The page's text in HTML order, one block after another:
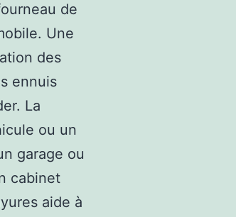
de
Une
des
ennuis
La
ou un
garage ou
cabinet
aide à